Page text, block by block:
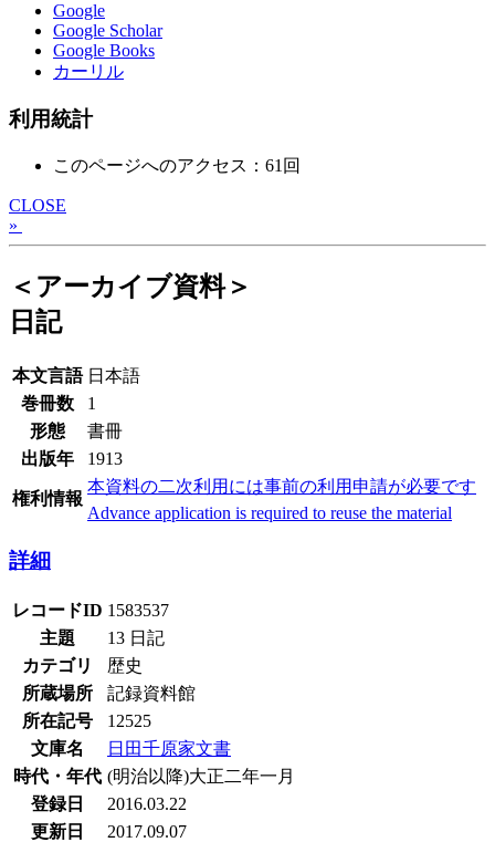
Google
Google Scholar
Google Books
カーリル
利用統計
このページへのアクセス：61回
CLOSE
»
＜アーカイブ資料＞
日記
本文言語 日本語
巻冊数
1
形態
書冊
出版年
1913
権利情報
本資料の二次利用には事前の利用申請が必要です
Advance application is required to reuse the material
詳細
レコードID 1583537
主題
13 日記
カテゴリ
歴史
所蔵場所
記録資料館
所在記号
12525
文庫名
日田千原家文書
時代・年代 (明治以降)大正二年一月
登録日
2016.03.22
更新日
2017.09.07